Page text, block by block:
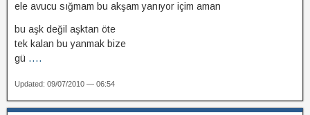
ele avucu sığmam bu akşam yanıyor içim aman
bu aşk değil aşktan öte
tek kalan bu yanmak bize
gü ....
Updated: 09/07/2010 — 06:54